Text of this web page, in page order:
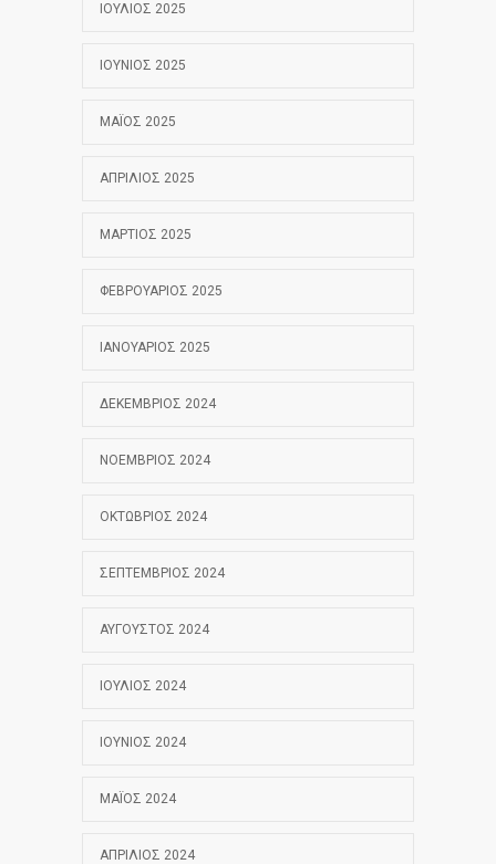
ΙΟΎΛΙΟΣ 2025
ΙΟΎΝΙΟΣ 2025
ΜΆΙΟΣ 2025
ΑΠΡΊΛΙΟΣ 2025
ΜΆΡΤΙΟΣ 2025
ΦΕΒΡΟΥΆΡΙΟΣ 2025
ΙΑΝΟΥΆΡΙΟΣ 2025
ΔΕΚΈΜΒΡΙΟΣ 2024
ΝΟΈΜΒΡΙΟΣ 2024
ΟΚΤΏΒΡΙΟΣ 2024
ΣΕΠΤΈΜΒΡΙΟΣ 2024
ΑΎΓΟΥΣΤΟΣ 2024
ΙΟΎΛΙΟΣ 2024
ΙΟΎΝΙΟΣ 2024
ΜΆΙΟΣ 2024
ΑΠΡΊΛΙΟΣ 2024